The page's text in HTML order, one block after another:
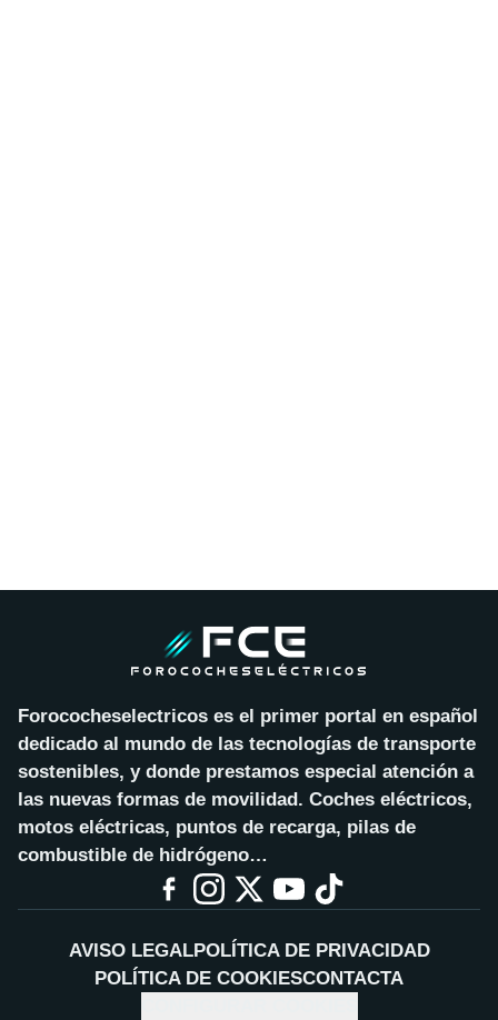
Forococheselectricos es el primer portal en español
dedicado al mundo de las tecnologías de transporte
sostenibles, y donde prestamos especial atención a
las nuevas formas de movilidad. Coches eléctricos,
motos eléctricas, puntos de recarga, pilas de
combustible de hidrógeno…
AVISO LEGALPOLÍTICA DE PRIVACIDAD
POLÍTICA DE COOKIESCONTACTA